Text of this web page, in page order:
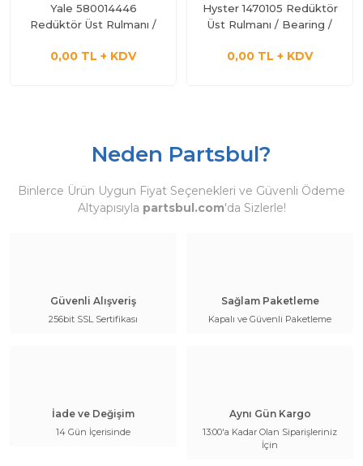
Yale 580014446
Redüktör Üst Rulmanı /
0,00 TL + KDV
Hyster 1470105 Redüktör
Üst Rulmanı / Bearing /
0,00 TL + KDV
Neden Partsbul?
Binlerce Ürün Uygun Fiyat Seçenekleri ve Güvenli Ödeme
Altyapısıyla partsbul.com'da Sizlerle!
Güvenli Alışveriş
256bit SSL Sertifikası
Sağlam Paketleme
Kapalı ve Güvenli Paketleme
İade ve Değişim
14 Gün İçerisinde
Aynı Gün Kargo
13:00'a Kadar Olan Siparişleriniz
İçin